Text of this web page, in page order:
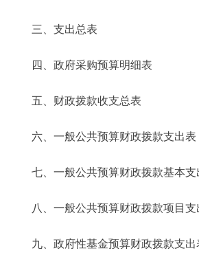
三、支出总表
四、政府采购预算明细表
五、财政拨款收支总表
六、一般公共预算财政拨款支出表
七、一般公共预算财政拨款基本支
八、一般公共预算财政拨款项目支
九、政府性基金预算财政拨款支出